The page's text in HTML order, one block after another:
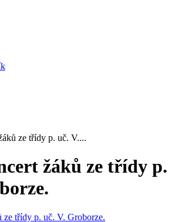
ze třídy p. uč. V....
žáků ze třídy p.